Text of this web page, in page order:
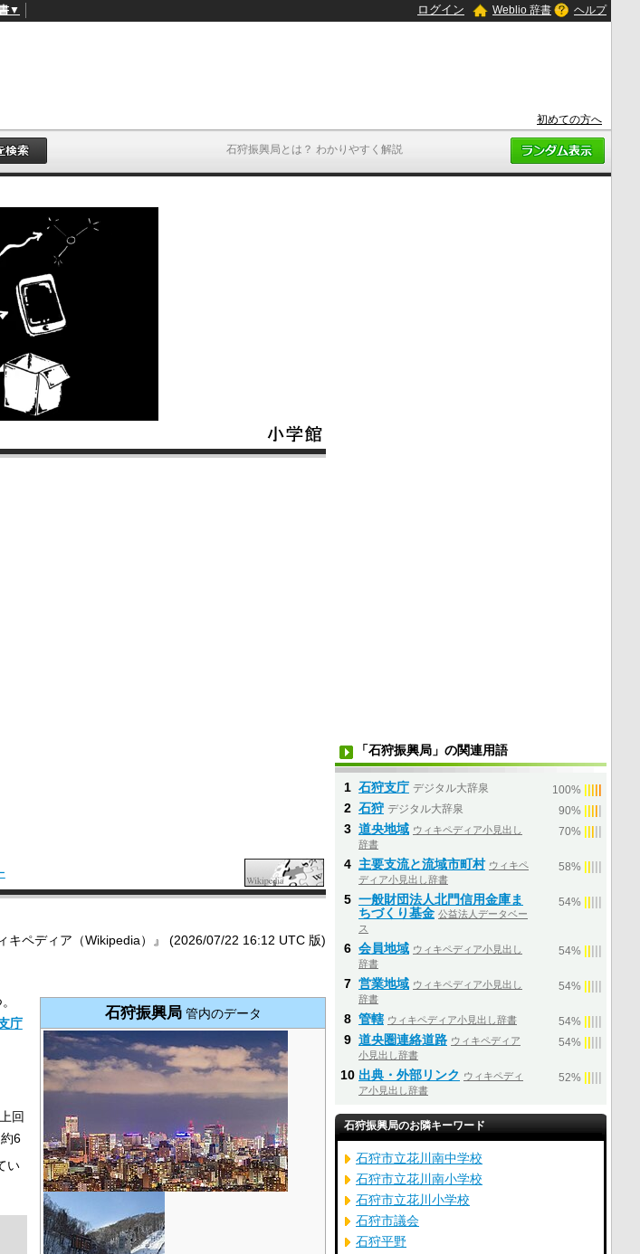
石狩振興局とは？ わかりやすく解説
▼ ログイン Weblio 辞書 ヘルプ
初めての方へ
キペディア（Wikipedia）』 (2026/07/22 16:12 UTC 版)
石狩振興局管内のデータ
庁
回
6
い
「石狩振興局」の関連用語
1 石狩支庁 デジタル大辞泉 100%
2 石狩 デジタル大辞泉 90%
3 道央地域 ウィキペディア小見出し
辞書
70%
4 主要支流と流域市町村 ウィキペ
ディア小見出し辞書
58%
5 一般財団法人北門信用金庫ま
ちづくり基金 公益法人データベー
ス
54%
6 会員地域 ウィキペディア小見出し
辞書
54%
7 営業地域 ウィキペディア小見出し
辞書
54%
8 管轄 ウィキペディア小見出し辞書 54%
9 道央圏連絡道路 ウィキペディア
小見出し辞書
54%
10 出典・外部リンク ウィキペディ
ア小見出し辞書
52%
石狩振興局のお隣キーワード
石狩市立花川南中学校
石狩市立花川南小学校
石狩市立花川小学校
石狩市議会
石狩平野